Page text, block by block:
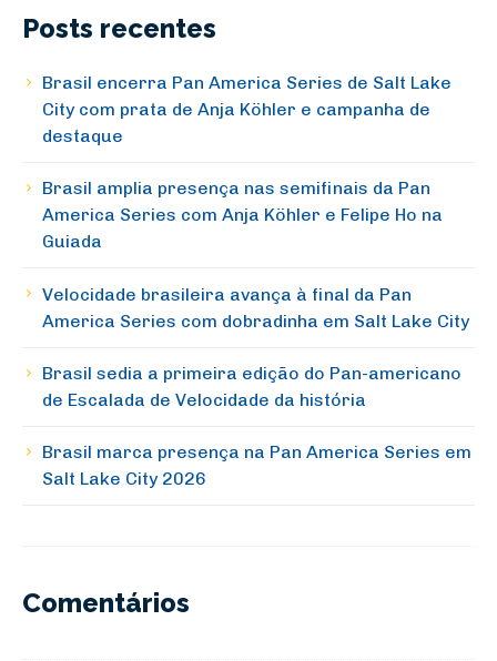
Posts recentes
Brasil encerra Pan America Series de Salt Lake
City com prata de Anja Köhler e campanha de
destaque
Brasil amplia presença nas semifinais da Pan
America Series com Anja Köhler e Felipe Ho na
Guiada
Velocidade brasileira avança à final da Pan
America Series com dobradinha em Salt Lake City
Brasil sedia a primeira edição do Pan-americano
de Escalada de Velocidade da história
Brasil marca presença na Pan America Series em
Salt Lake City 2026
Comentários